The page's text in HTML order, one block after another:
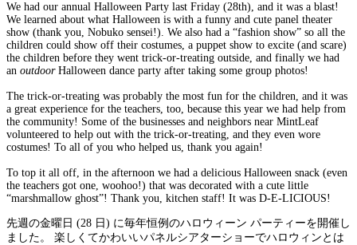
We had our annual Halloween Party last Friday (28th), and it was a blast!
We learned about what Halloween is with a funny and cute panel theater
show (thank you, Nobuko sensei!). We also had a “fashion show” so all the
children could show off their costumes, a puppet show to excite (and scare)
the children before they went trick-or-treating outside, and finally we had
an outdoorHalloween dance party after taking some group photos!
The trick-or-treating was probably the most fun for the children, and it was
a great experience for the teachers, too, because this year we had help from
the community! Some of the businesses and neighbors near MintLeaf
volunteered to help out with the trick-or-treating, and they even wore
costumes! To all of you who helped us, thank you again!
To top it all off, in the afternoon we had a delicious Halloween snack (even
the teachers got one, woohoo!) that was decorated with a cute little
“marshmallow ghost”! Thank you, kitchen staff! It was D-E-LICIOUS!
先週の金曜日 (28 日) に毎年恒例のハロウィーン パーティーを開催し
ました。 楽しくてかわいいパネルシアターショーでハロウィンとは